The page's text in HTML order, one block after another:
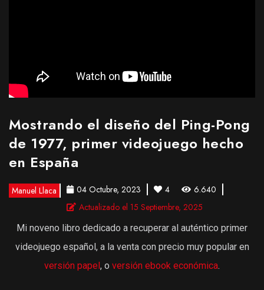
Mostrando el diseño del Ping-Pong
de 1977, primer videojuego hecho
en España
Manuel Llaca 04 Octubre, 2023 4
6.640
Actualizado el 15 Septiembre, 2025
Mi noveno libro dedicado a recuperar al auténtico primer
videojuego español, a la venta con precio muy popular en
versión papel, o versión ebook económica.